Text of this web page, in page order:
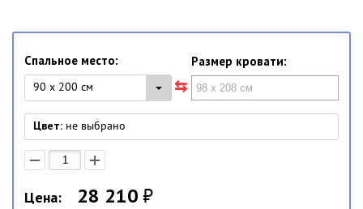
Спальное место:
90 x 200 см
Размер кровати:
Цвет: не выбрано
Цена: 28 210₽